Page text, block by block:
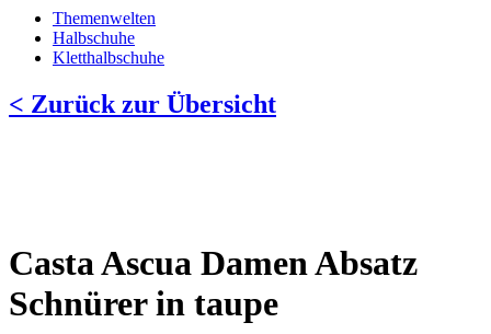
Themenwelten
Halbschuhe
Kletthalbschuhe
< Zurück zur Übersicht
Casta Ascua Damen Absatz
Schnürer in taupe